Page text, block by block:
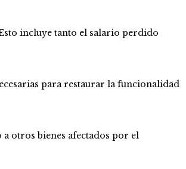
incluye tanto el salario perdido
para restaurar la funcionalidad
otros bienes afectados por el